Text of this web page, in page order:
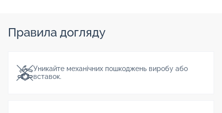
Правила догляду
Уникайте механічних пошкоджень виробу або
вставок.